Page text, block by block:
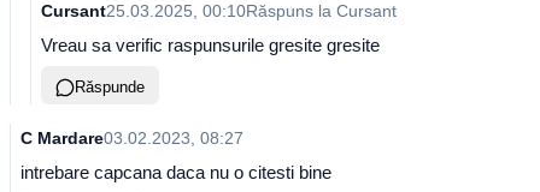
Cursant25.03.2025, 00:10Răspuns la Cursant
Vreau sa verific raspunsurile gresite gresite
Răspunde
C Mardare03.02.2023, 08:27
intrebare capcana daca nu o citesti bine